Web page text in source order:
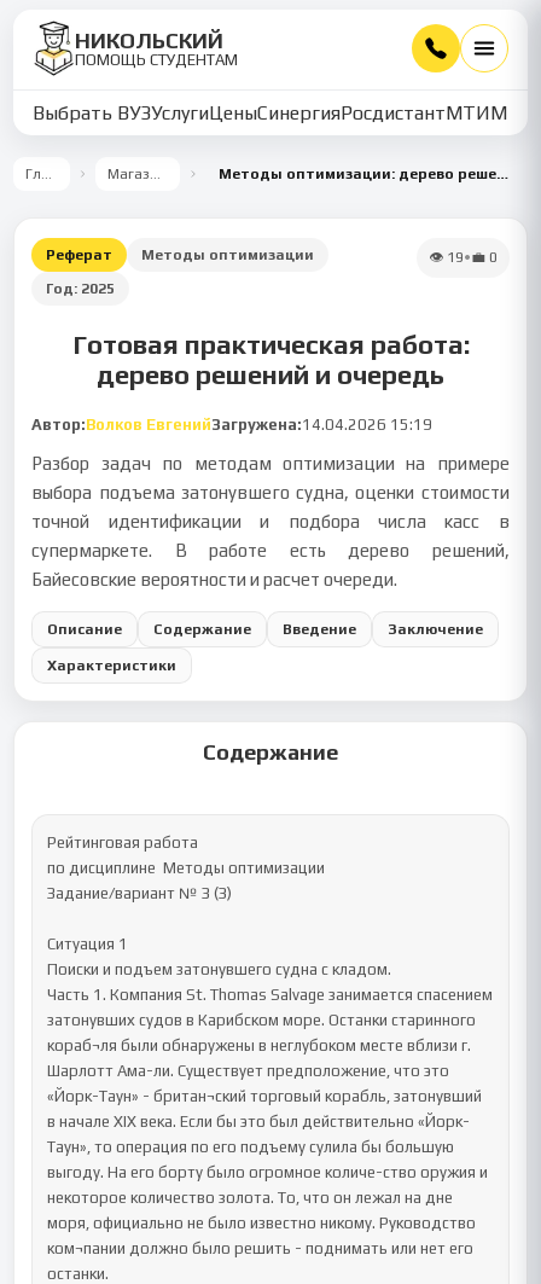
НИКОЛЬСКИЙ
ПОМОЩЬ СТУДЕНТАМ
Выбрать ВУЗУслугиЦеныСинергияРосдистантМТИММУ
Главная Магазин работ Методы оптимизации: дерево решений и модель очереди
Реферат
Методы оптимизации
Год: 2025
👁 19•💼 0
Готовая практическая работа:
дерево решений и очередь
Автор:Волков ЕвгенийЗагружена:14.04.2026 15:19
Разбор задач по методам оптимизации на примере
выбора подъема затонувшего судна, оценки стоимости
точной идентификации и подбора числа касс в
супермаркете. В работе есть дерево решений,
Байесовские вероятности и расчет очереди.
Описание Содержание Введение Заключение
Характеристики
Содержание
Рейтинговая работа
по дисциплине  Методы оптимизации
Задание/вариант № 3 (З)
Ситуация 1
Поиски и подъем затонувшего судна с кладом.
Часть 1. Компания St. Thomas Salvage занимается спасением
затонувших судов в Карибском море. Останки старинного
кораб¬ля были обнаружены в неглубоком месте вблизи г.
Шарлотт Ама-ли. Существует предположение, что это
«Йорк-Таун» - британ¬ский торговый корабль, затонувший
в начале XIX века. Если бы это был действительно «Йорк-
Таун», то операция по его подъему сулила бы большую
выгоду. На его борту было огромное количе-ство оружия и
некоторое количество золота. То, что он лежал на дне
моря, официально не было известно никому. Руководство
ком¬пании должно было решить - поднимать или нет его
останки.